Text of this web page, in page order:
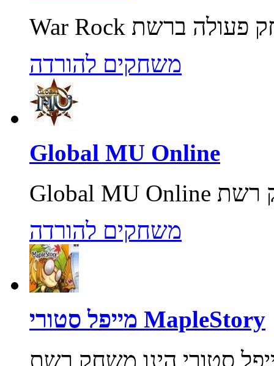
משחקים להורדה
Global MU Online
משחקים להורדה
מייפל סטורי MapleStory